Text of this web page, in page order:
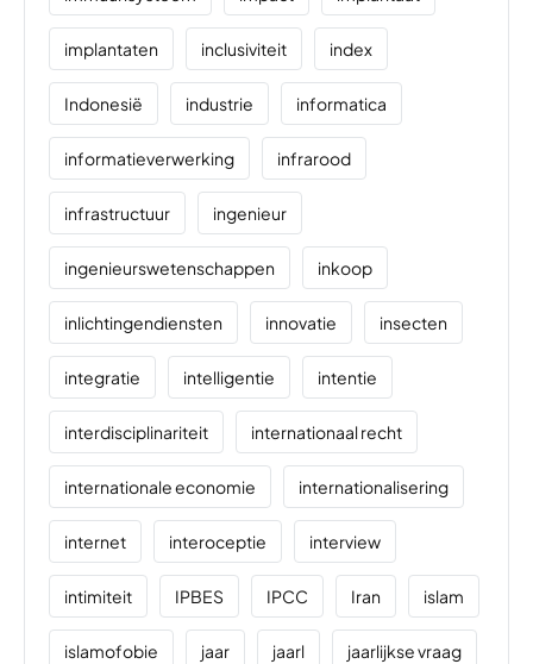
implantaten inclusiviteit index
Indonesië industrie informatica
informatieverwerking infrarood
infrastructuur ingenieur
ingenieurswetenschappen inkoop
inlichtingendiensten innovatie insecten
integratie intelligentie intentie
interdisciplinariteit internationaal recht
internationale economie internationalisering
internet interoceptie interview
intimiteit IPBES IPCC Iran islam
islamofobie jaar jaarl jaarlijkse vraag